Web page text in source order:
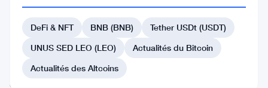
Peirce
SEC
DeFi & NFT BNB (BNB)
Tether USDt (USDT)
UNUS SED LEO (LEO)
Actualités du Bitcoin
Actualités des Altcoins